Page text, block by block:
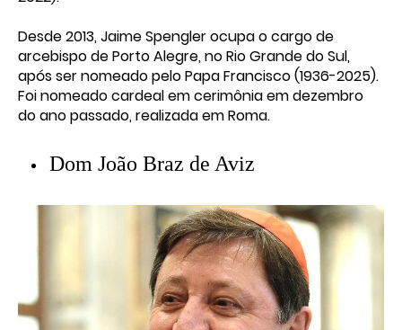
Desde 2013, Jaime Spengler ocupa o cargo de
arcebispo de Porto Alegre, no Rio Grande do Sul,
após ser nomeado pelo Papa Francisco (1936-2025).
Foi nomeado cardeal em cerimônia em dezembro
do ano passado, realizada em Roma.
Dom João Braz de Aviz